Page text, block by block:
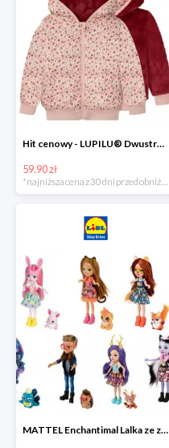
Hit cenowy - LUPILU® Dwustronna kurtka pikowana dziewczęca
59.90 zł
*najniższa cena z 30 dni przed obniżką
MATTEL Enchantimal Lalka ze zwierzątkiem